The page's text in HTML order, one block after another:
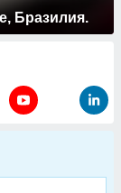
Бразилия.